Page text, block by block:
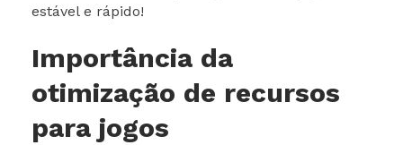
estável e rápido!
Importância da
otimização de recursos
para jogos